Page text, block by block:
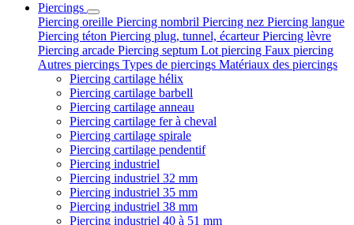
Piercings
Piercing oreille Piercing nombril Piercing nez Piercing langue
Piercing téton Piercing plug, tunnel, écarteurPiercing lèvre
Piercing arcade Piercing septum Lot piercing Faux piercing
Autres piercings Types de piercings Matériaux des piercings
Piercing cartilage hélix
Piercing cartilage barbell
Piercing cartilage anneau
Piercing cartilage fer à cheval
Piercing cartilage spirale
Piercing cartilage pendentif
Piercing industriel
Piercing industriel 32 mm
Piercing industriel 35 mm
Piercing industriel 38 mm
Piercing industriel 40 à 51 mm